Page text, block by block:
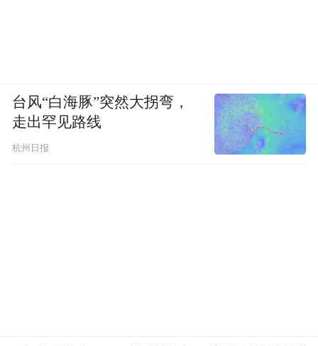
台风“白海豚”突然大拐弯，
走出罕见路线
杭州日报